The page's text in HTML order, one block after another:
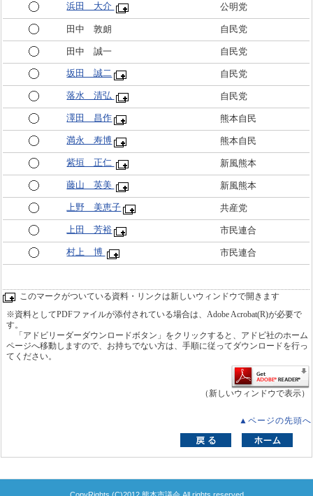
浜田 大介 公明党
田中 敦朗 自民党
田中 誠一 自民党
坂田 誠二 自民党
落水 清弘 自民党
澤田 昌作 熊本自民
満永 寿博 熊本自民
紫垣 正仁 新風熊本
藤山 英美 新風熊本
上野 美恵子 共産党
上田 芳裕 市民連合
村上 博 市民連合
このマークがついている資料・リンクは新しいウィンドウで開きます
※資料としてPDFファイルが添付されている場合は、Adobe Acrobat(R)が必要で
す。
「アドビリーダーダウンロードボタン」をクリックすると、アドビ社のホーム
ページへ移動しますので、お持ちでない方は、手順に従ってダウンロードを行っ
てください。
（新しいウィンドウで表示）
▲ページの先頭へ